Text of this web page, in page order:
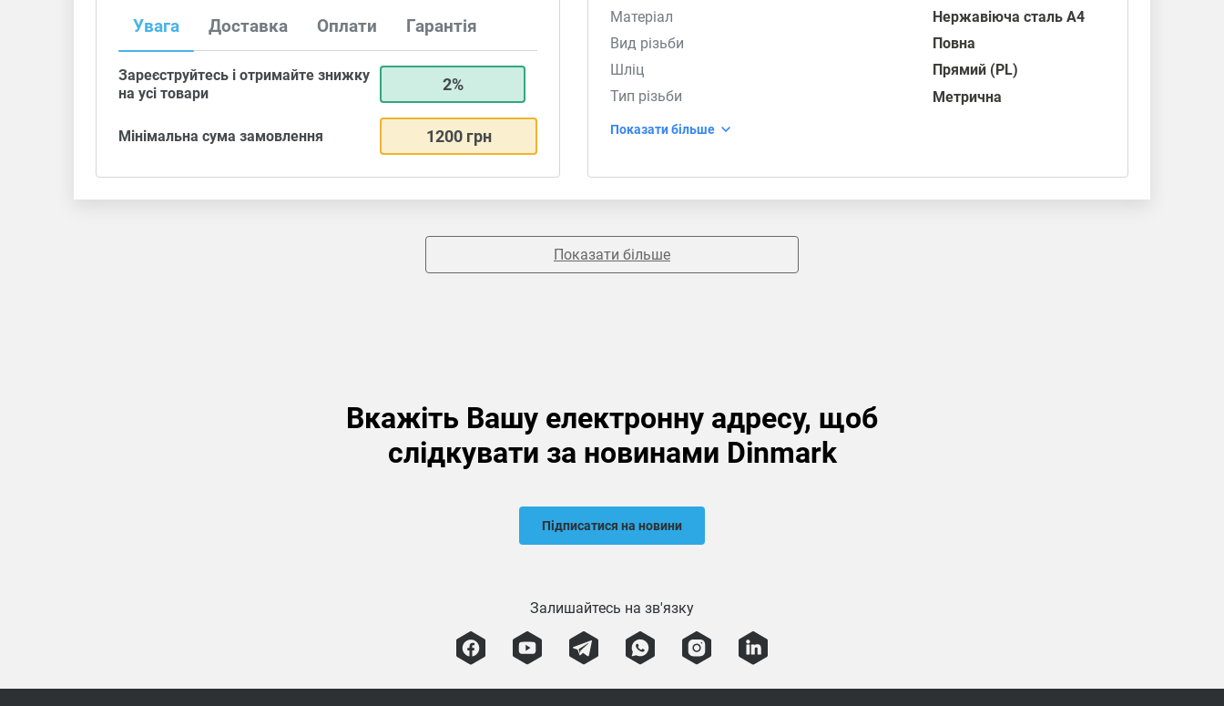
Увага Доставка Оплати Гарантія
Зареєструйтесь і отримайте знижку
на усі товари
2%
Мінімальна сума замовлення 1200 грн
Матеріал
Нержавіюча сталь А4
Вид різьби
Повна
Шліц
Прямий (PL)
Тип різьби
Метрична
Показати більше
Показати більше
Вкажіть Вашу електронну адресу, щоб
слідкувати за новинами Dinmark
Підписатися на новини
Залишайтесь на зв'язку